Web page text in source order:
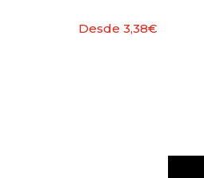
Desde 3,38€